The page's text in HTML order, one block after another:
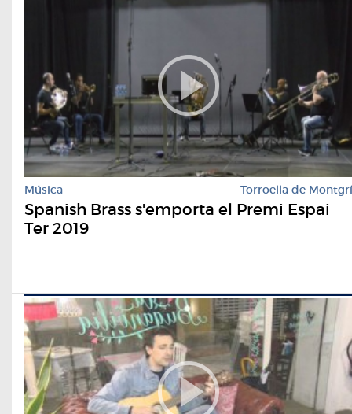
Música Torroella de Montgrí
Spanish Brass s'emporta el Premi Espai
Ter 2019